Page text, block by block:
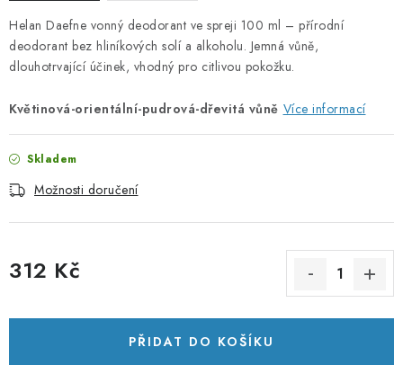
Helan Daefne vonný deodorant ve spreji 100 ml – přírodní
deodorant bez hliníkových solí a alkoholu. Jemná vůně,
dlouhotrvající účinek, vhodný pro citlivou pokožku.
Květinová-orientální-pudrová-dřevitá vůně Více informací
Skladem
Možnosti doručení
312 Kč
PŘIDAT DO KOŠÍKU